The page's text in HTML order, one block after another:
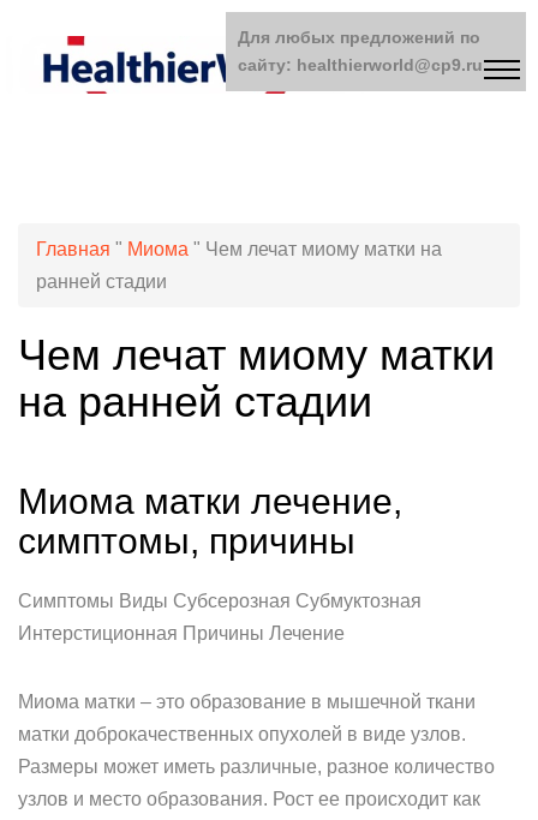
Главная " Миома " Чем лечат миому матки на
ранней стадии
Чем лечат миому матки
на ранней стадии
Миома матки лечение,
симптомы, причины
Симптомы Виды Субсерозная Субмуктозная
Интерстиционная Причины Лечение
Миома матки – это образование в мышечной ткани
матки доброкачественных опухолей в виде узлов.
Размеры может иметь различные, разное количество
узлов и место образования. Рост ее происходит как
Для любых предложений по
сайту: healthierworld@cp9.ru